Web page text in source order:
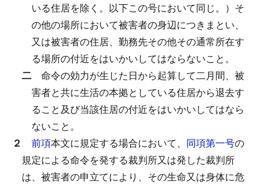
いる住居を除く。以下この号において同じ。）そ
の他の場所において被害者の身辺につきまとい、
又は被害者の住居、勤務先その他その通常所在す
る場所の付近をはいかいしてはならないこと。
二 命令の効力が生じた日から起算して二月間、被
害者と共に生活の本拠としている住居から退去す
ること及び当該住居の付近をはいかいしてはなら
ないこと。
２ 前項本文に規定する場合において、 同項第一号の
規定による命令を発する裁判所又は発した裁判所
は、被害者の申立てにより、その生命又は身体に危